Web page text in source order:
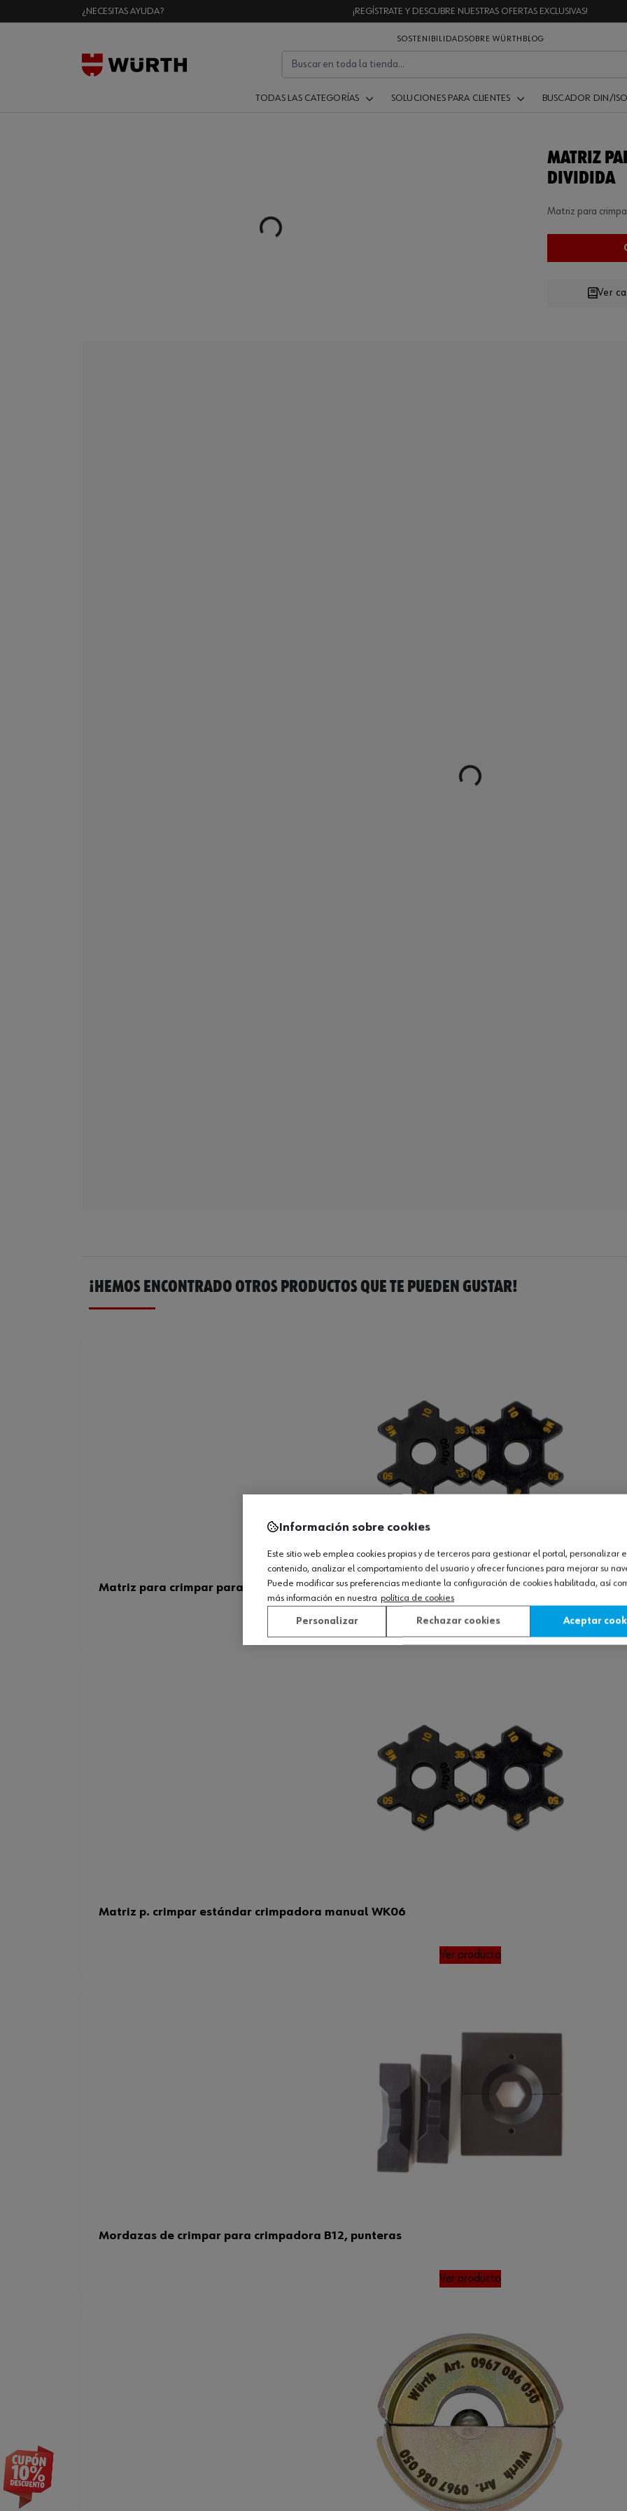
¿NECESITAS AYUDA? ¡REGÍSTRATE Y DESCUBRE NUESTRAS OFERTAS EXCLUSIVAS!
SOSTENIBILIDADSOBRE WÜRTH BLOG
TODAS LAS CATEGORÍAS SOLUCIONES PARA CLIENTES BUSCADOR DIN/ISO
Loading...
MATRIZ
DIVIDIDA
Matriz para
Ver
¡HEMOS ENCONTRADO OTROS PRODUCTOS QUE TE PUEDEN GUSTAR!
Matriz para crimpar para crimpadora de mano WK05D
Matriz p. crimpar estándar crimpadora manual WK06
Ver producto
Mordazas de crimpar para crimpadora B12, punteras
Ver producto
Información sobre cookies
Este sitio web emplea cookies propias y de terceros para gestionar el portal, personalizar
contenido, analizar el comportamiento del usuario y ofrecer funciones para mejorar su
Puede modificar sus preferencias mediante la configuración de cookies habilitada, así
más información en nuestra política de cookies
Personalizar Rechazar cookies Aceptar